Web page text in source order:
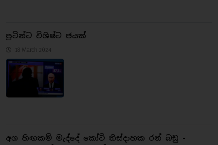
පුටින්ට විශිෂ්ට ජයක්
18 March 2024
අග හිඟකම් මැද්දේ කෝටි තිස්දාහක රන් බඩු -